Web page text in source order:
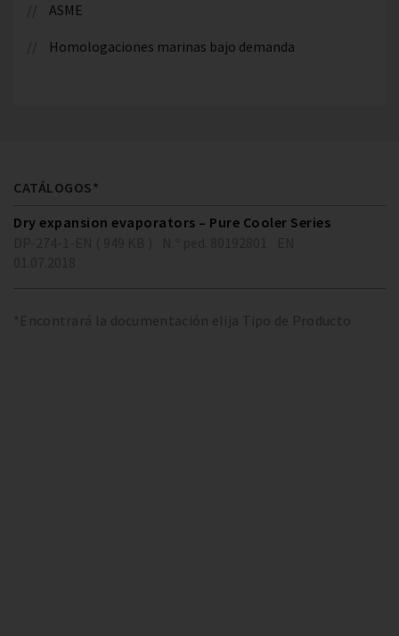
ASME
Homologaciones marinas bajo demanda
CATÁLOGOS*
Dry expansion evaporators – Pure Cooler Series
*Encontrará la documentación elija Tipo de Producto